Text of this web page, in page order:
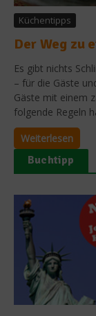
Küchentipps
Der Weg zu
Es gibt nichts
– für die Gäste
Gäste mit einem
folgende Regeln
Weiterlesen
Buchtipp